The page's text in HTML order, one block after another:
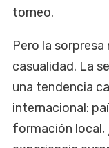
torneo.
Pero la
casualidad. La
una tendencia
internacional:
formación local,